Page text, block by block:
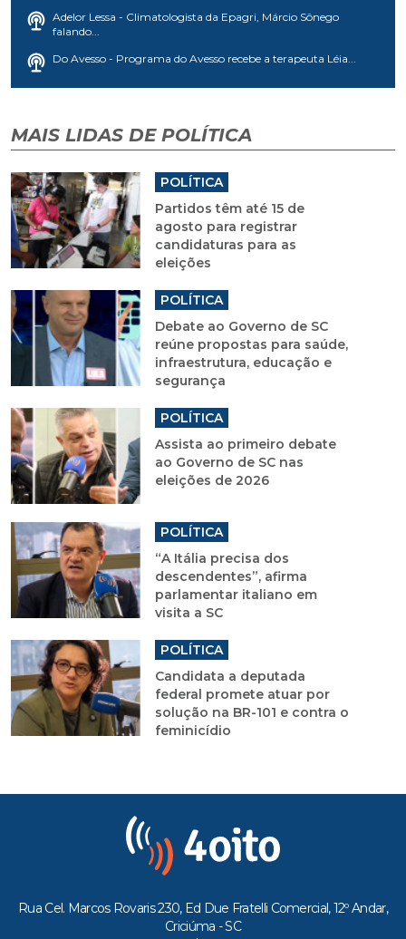
Adelor Lessa - Climatologista da Epagri, Márcio Sônego
falando...
Do Avesso - Programa do Avesso recebe a terapeuta Léia...
MAIS LIDAS DE POLÍTICA
POLÍTICA
Partidos têm até 15 de
agosto para registrar
candidaturas para as
eleições
POLÍTICA
Debate ao Governo de SC
reúne propostas para saúde,
infraestrutura, educação e
segurança
POLÍTICA
Assista ao primeiro debate
ao Governo de SC nas
eleições de 2026
POLÍTICA
“A Itália precisa dos
descendentes”, afirma
parlamentar italiano em
visita a SC
POLÍTICA
Candidata a deputada
federal promete atuar por
solução na BR-101 e contra o
feminicídio
Rua Cel. Marcos Rovaris 230, Ed Due Fratelli Comercial, 12º Andar,
Criciúma - SC